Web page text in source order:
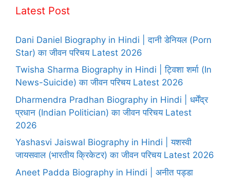
Latest Post
Dani Daniel Biography in Hindi | दानी डेनियल (Porn
Star) का जीवन परिचय Latest 2026
Twisha Sharma Biography in Hindi | ट्विशा शर्मा (In
News-Suicide) का जीवन परिचय Latest 2026
Dharmendra Pradhan Biography in Hindi | धर्मेंद्र
प्रधान (Indian Politician) का जीवन परिचय Latest
2026
Yashasvi Jaiswal Biography in Hindi | यशस्वी
जायसवाल (भारतीय क्रिकेटर) का जीवन परिचय Latest 2026
Aneet Padda Biography in Hindi | अनीत पड्डा